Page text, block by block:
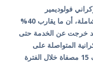
فولوديمير
زيلينسكي، في اليوم 1559 من الحرب الشاملة، أن ما يقارب 40%
قد خرجت عن الخدمة حتى
المتواصلة على
مصافي النفط الروسية، حيث تم استهداف 15 مصفاة خلال الفترة